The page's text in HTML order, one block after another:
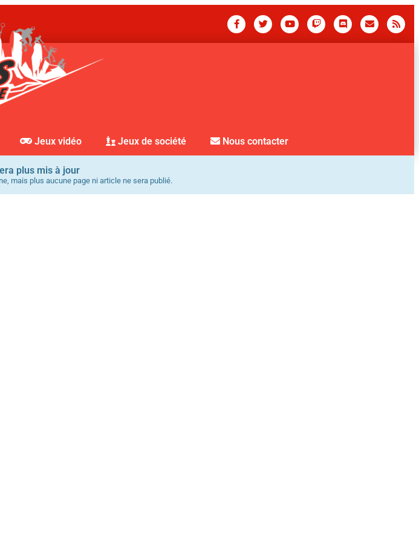
Jeux vidéo Jeux de société Nous contacter
plus mis à jour
mais plus aucune page ni article ne sera publié.